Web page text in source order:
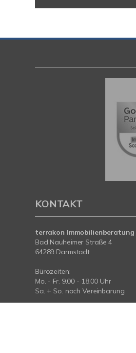
KONTAKT
terrakon Immobilienberatung
Bad Nauheimer Straße 4
64289 Darmstadt
Bürozeiten:
Mo. - Fr. 9.00 - 18.00 Uhr
Sa. + So. nach Vereinbarung